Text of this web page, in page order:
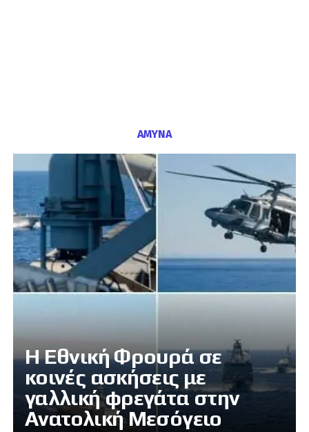
ΑΜΥΝΑ
Η Εθνική Φρουρά σε
κοινές ασκήσεις με
γαλλική φρεγάτα στην
Ανατολική Μεσόγειο